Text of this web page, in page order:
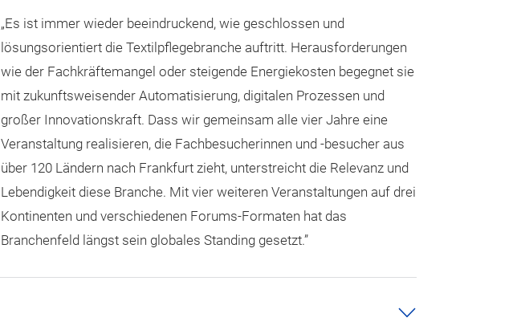
„Es ist immer wieder beeindruckend, wie geschlossen und
lösungsorientiert die Textilpflegebranche auftritt. Herausforderungen
wie der Fachkräftemangel oder steigende Energiekosten begegnet sie
mit zukunftsweisender Automatisierung, digitalen Prozessen und
großer Innovationskraft. Dass wir gemeinsam alle vier Jahre eine
Veranstaltung realisieren, die Fachbesucherinnen und -besucher aus
über 120 Ländern nach Frankfurt zieht, unterstreicht die Relevanz und
Lebendigkeit diese Branche. Mit vier weiteren Veranstaltungen auf drei
Kontinenten und verschiedenen Forums-Formaten hat das
Branchenfeld längst sein globales Standing gesetzt.”